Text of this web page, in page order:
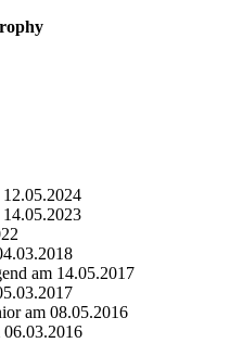
am 14.05.2017
am 08.05.2016
06.03.2016